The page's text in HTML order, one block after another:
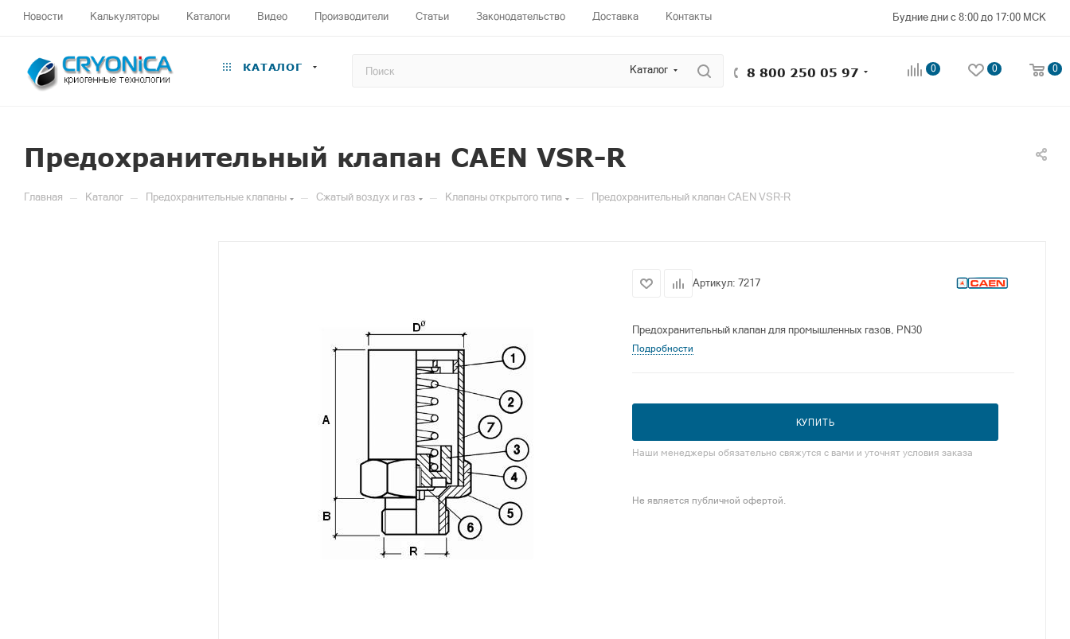
Новости Калькуляторы Каталоги Видео Производители Статьи Законодательство Доставка Контакты Будние дни с 8:00 до 17:00 МСК
КАТАЛОГ Каталог 8 800 250 05 97 0 0 0
Предохранительный клапан CAEN VSR-R
Главная — Каталог — Предохранительные клапаны — Сжатый воздух и газ — Клапаны открытого типа — Предохранительный клапан CAEN VSR-R
Артикул: 7217
Предохранительный клапан для промышленных газов, PN30
Подробности
КУПИТЬ
Наши менеджеры обязательно свяжутся с вами и уточнят условия заказа
Не является публичной офертой.